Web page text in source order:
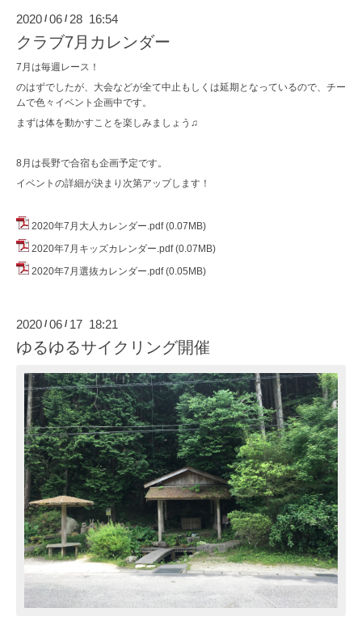
2020 / 06 / 28 16:54
クラブ7月カレンダー
7月は毎週レース！
のはずでしたが、大会などが全て中止もしくは延期となっているので、チー
ムで色々イベント企画中です。
まずは体を動かすことを楽しみましょう♫
8月は長野で合宿も企画予定です。
イベントの詳細が決まり次第アップします！
2020年7月大人カレンダー.pdf (0.07MB)
2020年7月キッズカレンダー.pdf (0.07MB)
2020年7月選抜カレンダー.pdf (0.05MB)
2020 / 06 / 17 18:21
ゆるゆるサイクリング開催